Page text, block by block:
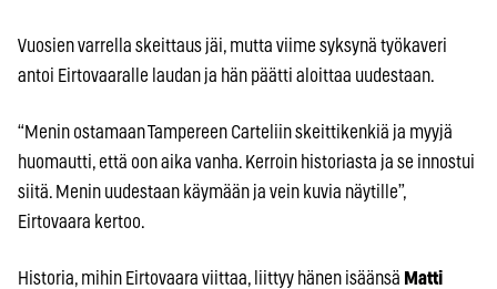
Vuosien varrella skeittaus jäi, mutta viime syksynä työkaveri
antoi Eirtovaaralle laudan ja hän päätti aloittaa uudestaan.
“Menin ostamaan Tampereen Carteliin skeittikenkiä ja myyjä
huomautti, että oon aika vanha. Kerroin historiasta ja se innostui
siitä. Menin uudestaan käymään ja vein kuvia näytille”,
Eirtovaara kertoo.
Historia, mihin Eirtovaara viittaa, liittyy hänen isäänsä Matti